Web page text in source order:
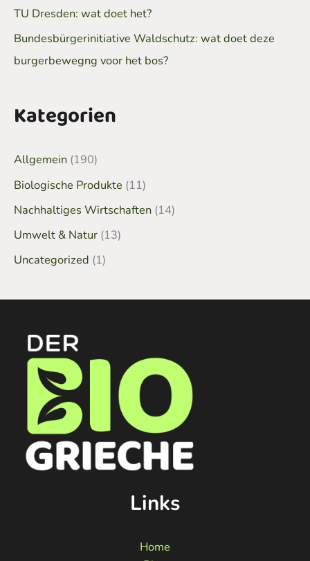
TU Dresden: wat doet het?
Bundesbürgerinitiative Waldschutz: wat doet deze
burgerbewegng voor het bos?
Kategorien
Allgemein (190)
Biologische Produkte (11)
Nachhaltiges Wirtschaften (14)
Umwelt & Natur (13)
Uncategorized (1)
Links
Home